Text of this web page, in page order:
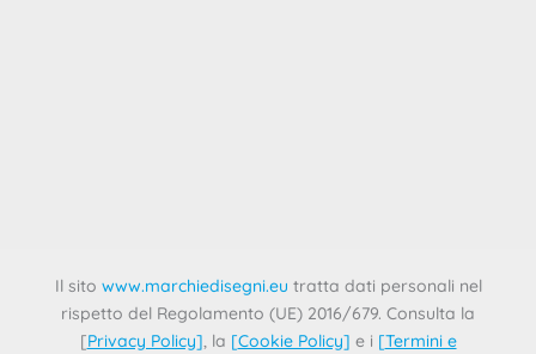
Il sito www.marchiedisegni.eu tratta dati personali nel
rispetto del Regolamento (UE) 2016/679. Consulta la
[Privacy Policy], la [Cookie Policy] e i [Termini e